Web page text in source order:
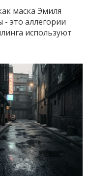
маска Эмиля
- это аллегории
используют